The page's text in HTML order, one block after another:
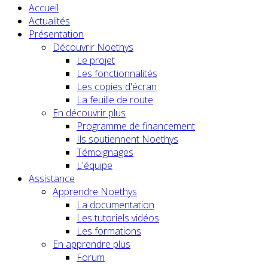
Accueil
Actualités
Présentation
Découvrir Noethys
Le projet
Les fonctionnalités
Les copies d'écran
La feuille de route
En découvrir plus
Programme de financement
Ils soutiennent Noethys
Témoignages
L'équipe
Assistance
Apprendre Noethys
La documentation
Les tutoriels vidéos
Les formations
En apprendre plus
Forum